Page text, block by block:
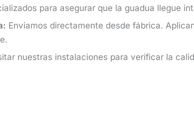
para asegurar que la guadua llegue
Enviamos directamente desde fábrica.
nuestras instalaciones para verificar la